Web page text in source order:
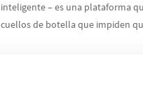
inteligente – es una plataforma
cuellos de botella que impiden